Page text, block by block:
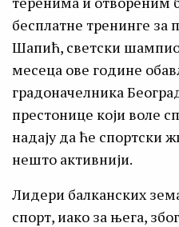
бесплатне тренинге за
Шапић, светски
месеца ове године
градоначелника
престонице који воле
надају да ће спортски
нешто активнији.
Лидери балканских
спорт, иако за њега,